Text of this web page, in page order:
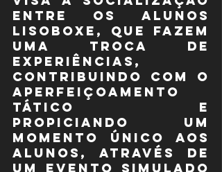
entre os alunos
LISOBOXE, que fazem
uma troca de
experiências,
contribuindo com o
aperfeiçoamento
tático e
propiciando um
momento único aos
alunos, através de
um evento simulado